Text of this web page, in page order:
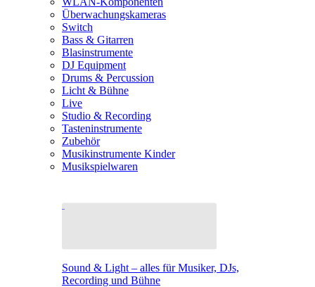
Überwachungskameras
Switch
Bass & Gitarren
Blasinstrumente
DJ Equipment
Drums & Percussion
Licht & Bühne
Live
Studio & Recording
Tasteninstrumente
Zubehör
Musikinstrumente Kinder
Musikspielwaren
Sound & Light – alles für Musiker, DJs,
Recording und Bühne